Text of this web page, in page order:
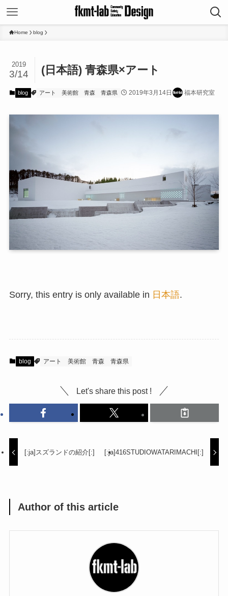
Home blog
(日本語) 青森県×アート
2019
3/14
blog アート 美術館 青森 青森県 2019年3月14日 福本研究室
Sorry, this entry is only available in 日本語.
blog アート 美術館 青森 青森県
Let's share this post !
[:ja]スズランドの紹介[:] [:ja]416STUDIOWATARIMACHI[:]
Author of this article